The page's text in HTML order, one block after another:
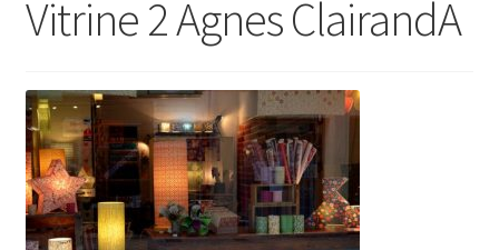
Vitrine 2 Agnes ClairandA